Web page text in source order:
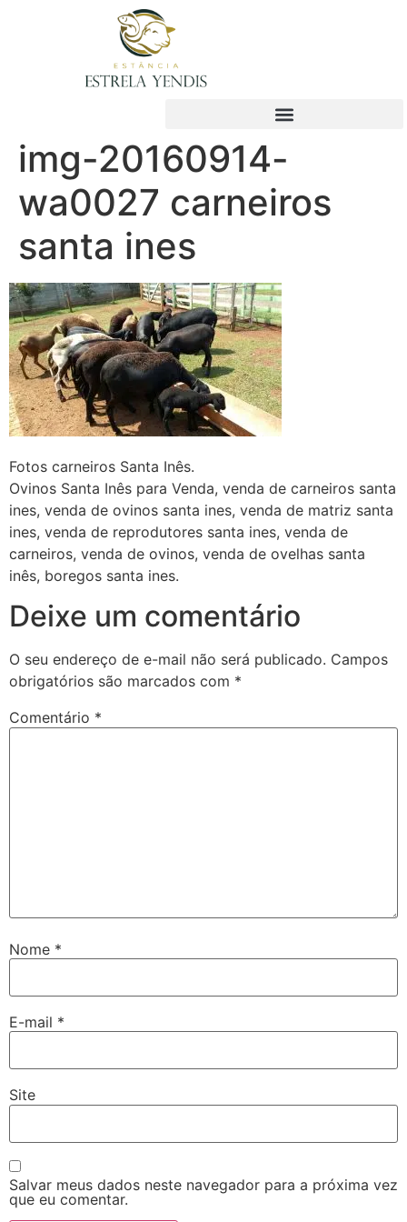
img-20160914-
wa0027 carneiros
santa ines
Fotos carneiros Santa Inês.
Ovinos Santa Inês para Venda, venda de carneiros santa
ines, venda de ovinos santa ines, venda de matriz santa
ines, venda de reprodutores santa ines, venda de
carneiros, venda de ovinos, venda de ovelhas santa
inês, boregos santa ines.
Deixe um comentário
O seu endereço de e-mail não será publicado. Campos
obrigatórios são marcados com *
Comentário *
Nome *
E-mail *
Site
Salvar meus dados neste navegador para a próxima vez
que eu comentar.